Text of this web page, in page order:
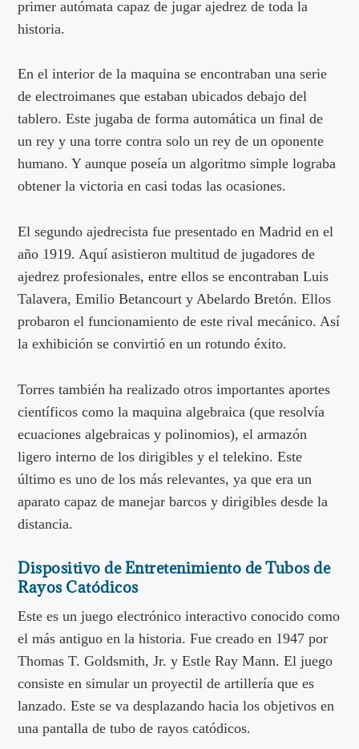
primer autómata capaz de jugar ajedrez de toda la
historia.
En el interior de la maquina se encontraban una serie
de electroimanes que estaban ubicados debajo del
tablero. Este jugaba de forma automática un final de
un rey y una torre contra solo un rey de un oponente
humano. Y aunque poseía un algoritmo simple lograba
obtener la victoria en casi todas las ocasiones.
El segundo ajedrecista fue presentado en Madrid en el
año 1919. Aquí asistieron multitud de jugadores de
ajedrez profesionales, entre ellos se encontraban Luis
Talavera, Emilio Betancourt y Abelardo Bretón. Ellos
probaron el funcionamiento de este rival mecánico. Así
la exhibición se convirtió en un rotundo éxito.
Torres también ha realizado otros importantes aportes
científicos como la maquina algebraica (que resolvía
ecuaciones algebraicas y polinomios), el armazón
ligero interno de los dirigibles y el telekino. Este
último es uno de los más relevantes, ya que era un
aparato capaz de manejar barcos y dirigibles desde la
distancia.
Dispositivo de Entretenimiento de Tubos de
Rayos Catódicos
Este es un juego electrónico interactivo conocido como
el más antiguo en la historia. Fue creado en 1947 por
Thomas T. Goldsmith, Jr. y Estle Ray Mann. El juego
consiste en simular un proyectil de artillería que es
lanzado. Este se va desplazando hacia los objetivos en
una pantalla de tubo de rayos catódicos.